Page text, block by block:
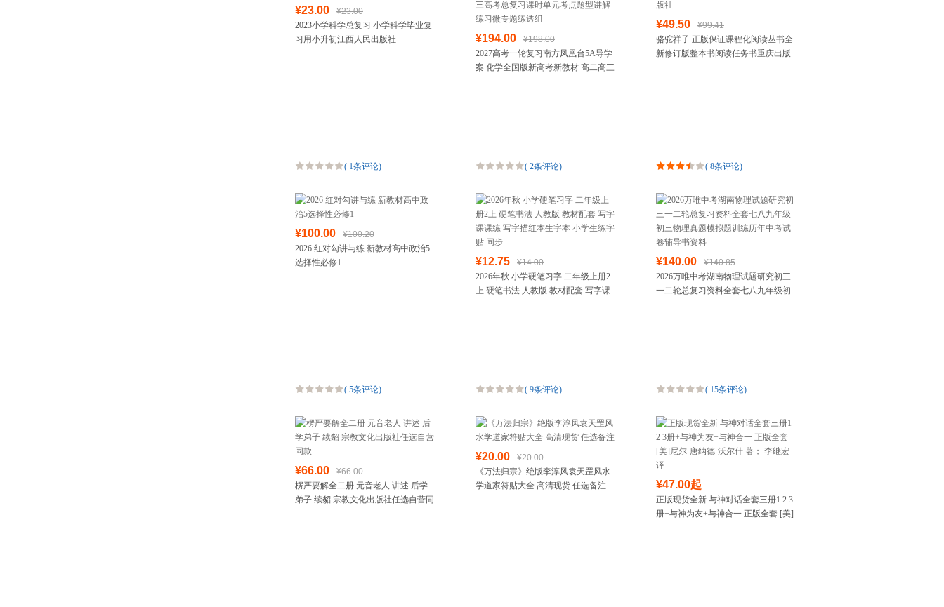
¥23.00
¥23.00
2023小学科学总复习 小学科学毕业复
习用小升初江西人民出版社
( 1条评论)
¥194.00
¥198.00
2027高考一轮复习南方凤凰台5A导学
案 化学全国版新高考新教材 高二高三
( 2条评论)
¥49.50
¥99.41
骆驼祥子 正版保证课程化阅读丛书全
新修订版整本书阅读任务书重庆出版
( 8条评论)
¥100.00
¥100.20
2026 红对勾讲与练 新教材高中政治5
选择性必修1
( 5条评论)
¥12.75
¥14.00
2026年秋 小学硬笔习字 二年级上册2
上 硬笔书法 人教版 教材配套 写字课
( 9条评论)
¥140.00
¥140.85
2026万唯中考湖南物理试题研究初三
一二轮总复习资料全套七八九年级初
( 15条评论)
¥66.00
¥66.00
楞严要解全二册 元音老人 讲述 后学
弟子 续貂 宗教文化出版社任选自营同
¥20.00
¥20.00
《万法归宗》绝版李淳风袁天罡风水
学道家符贴大全 高清现货 任选备注
¥47.00起
正版现货全新 与神对话全套三册1 2 3
册+与神为友+与神合一 正版全套 [美]